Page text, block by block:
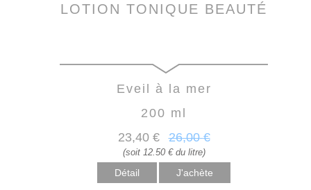
LOTION TONIQUE BEAUTÉ
Eveil à la mer
200 ml
23,40 € 26,00 €
(soit 12.50 € du litre)
Détail